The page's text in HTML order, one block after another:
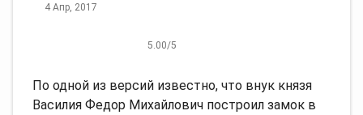
4 Апр, 2017
5.00/5
По одной из версий известно, что внук князя
Василия Федор Михайлович построил замок в